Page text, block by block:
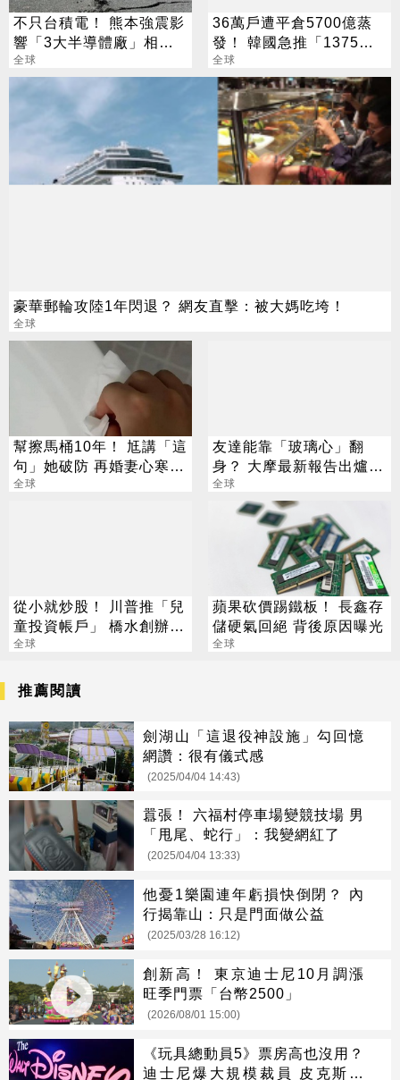
不只台積電！ 熊本強震影
響「3大半導體廠」相繼
停工
全球
36萬戶遭平倉5700億蒸
發！ 韓國急推「1375」
助度難關
全球
豪華郵輪攻陸1年閃退？ 網友直擊：被大媽吃垮！
全球
幫擦馬桶10年！ 尪講「這
句」她破防 再婚妻心寒喊
離婚
全球
友達能靠「玻璃心」翻
身？ 大摩最新報告出爐
目標價也曝光
全球
從小就炒股！ 川普推「兒
童投資帳戶」 橋水創辦人
豪捐7500萬
全球
蘋果砍價踢鐵板！ 長鑫存
儲硬氣回絕 背後原因曝光
全球
推薦閱讀
劍湖山「這退役神設施」勾回憶
網讚：很有儀式感
(2025/04/04 14:43)
囂張！ 六福村停車場變競技場 男
「甩尾、蛇行」：我變網紅了
(2025/04/04 13:33)
他憂1樂園連年虧損快倒閉？ 內
行揭靠山：只是門面做公益
(2025/03/28 16:12)
創新高！ 東京迪士尼10月調漲
旺季門票「台幣2500」
(2026/08/01 15:00)
《玩具總動員5》票房高也沒用？
迪士尼爆大規模裁員 皮克斯成